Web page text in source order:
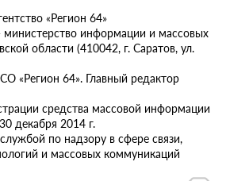
«Регион 64»
информации и массовых
области (410042, г. Саратов, ул.
«Регион 64». Главный редактор
средства массовой информации
декабря 2014 г.
по надзору в сфере связи,
и массовых коммуникаций